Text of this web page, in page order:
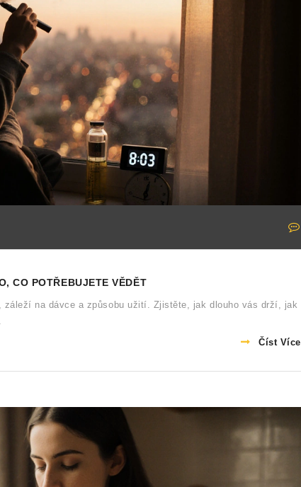
CO POTŘEBUJETE VĚDĚT
záleží na dávce a způsobu užití. Zjistěte, jak dlouho vás drží, jak
Číst Více